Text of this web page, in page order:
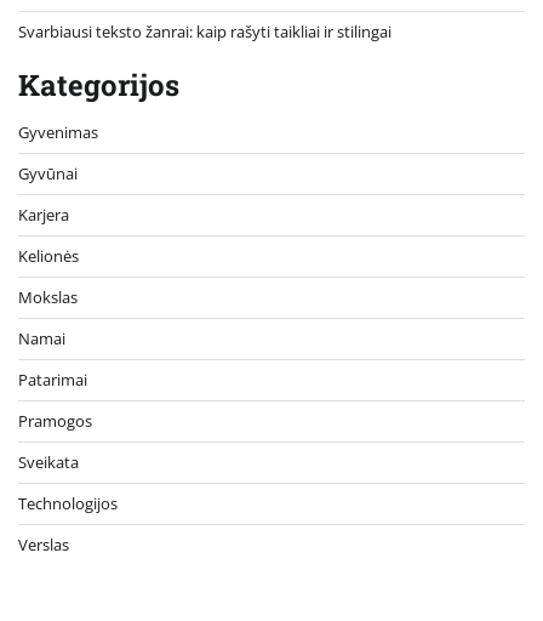
Svarbiausi teksto žanrai: kaip rašyti taikliai ir stilingai
Kategorijos
Gyvenimas
Gyvūnai
Karjera
Kelionės
Mokslas
Namai
Patarimai
Pramogos
Sveikata
Technologijos
Verslas